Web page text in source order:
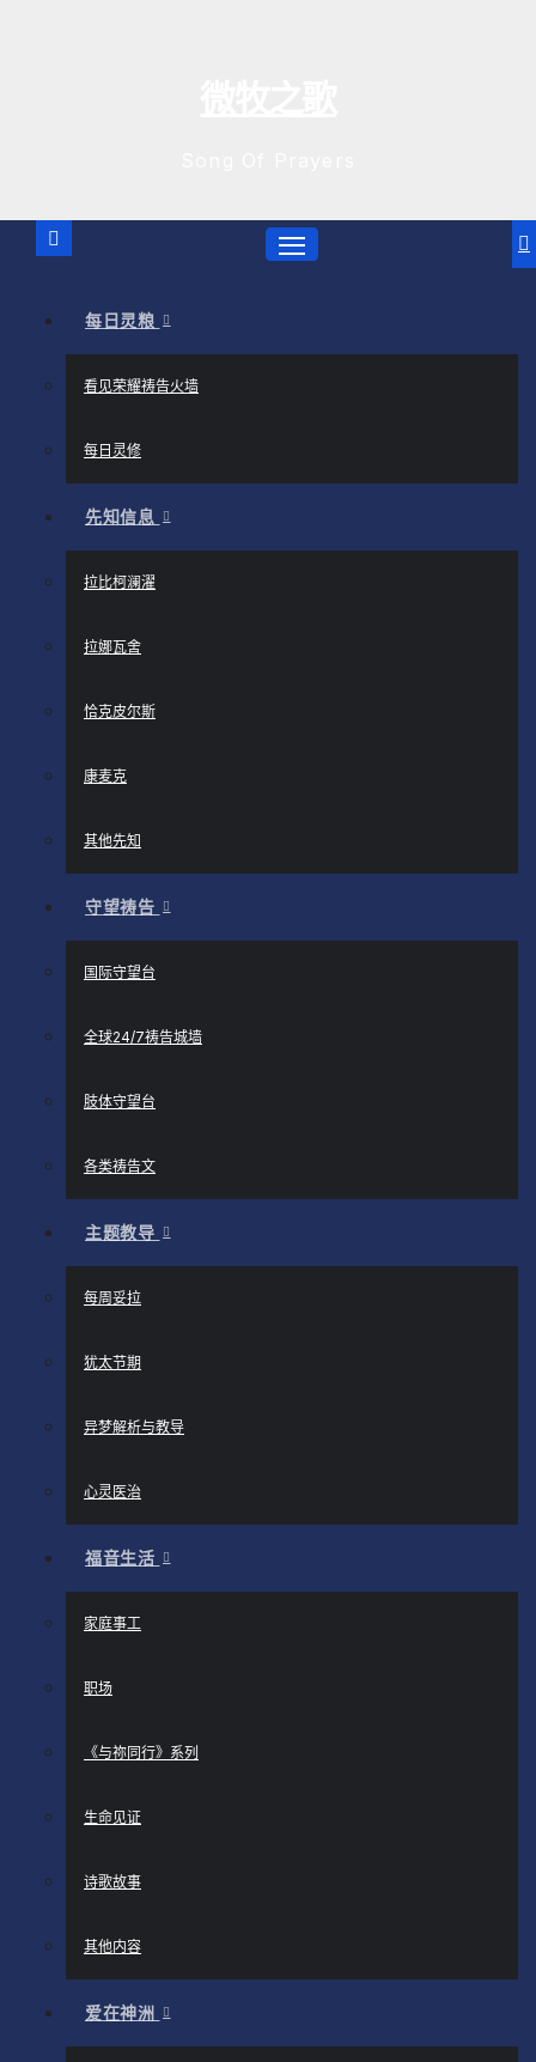
每日灵粮
看见荣耀祷告火墙
每日灵修
先知信息
拉比柯澜濯
拉娜瓦舍
恰克皮尔斯
康麦克
其他先知
守望祷告
国际守望台
全球24/7祷告城墙
肢体守望台
各类祷告文
主题教导
每周妥拉
犹太节期
异梦解析与教导
心灵医治
福音生活
家庭事工
职场
《与祢同行》系列
生命见证
诗歌故事
其他内容
爱在神洲